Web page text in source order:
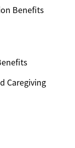
Benefits
Caregiving